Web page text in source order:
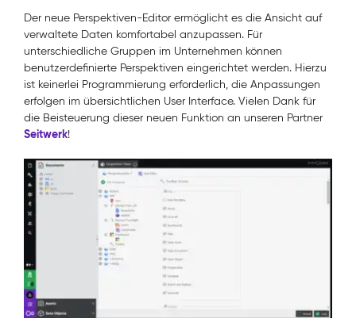
Der neue Perspektiven-Editor ermöglicht es die Ansicht auf
verwaltete Daten komfortabel anzupassen. Für
unterschiedliche Gruppen im Unternehmen können
benutzerdefinierte Perspektiven eingerichtet werden. Hierzu
ist keinerlei Programmierung erforderlich, die Anpassungen
erfolgen im übersichtlichen User Interface. Vielen Dank für
die Beisteuerung dieser neuen Funktion an unseren Partner
Seitwerk!